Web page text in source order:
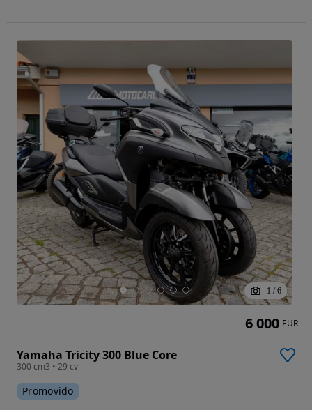
1 / 6
Yamaha Tricity 300 Blue Core
300 cm3 • 29 cv
Promovido
6 000 EUR